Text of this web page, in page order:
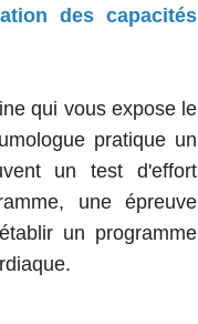
des capacités
qui vous expose le
pratique un
un test d'effort
une épreuve
un programme